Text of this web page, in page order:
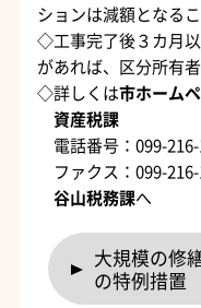
ションは減額となる
◇工事完了後３カ月
があれば、区分所有
◇詳しくは市ホーム
資産税課
電話番号：099-
ファクス：099-216-
谷山税務課へ
大規模の修
の特例措置